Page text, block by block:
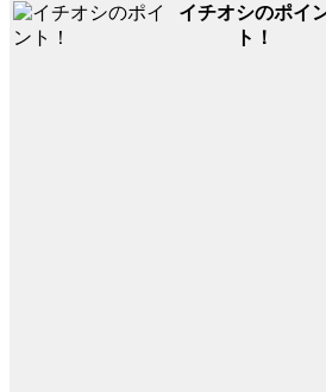
イチオシのポイ
ト！